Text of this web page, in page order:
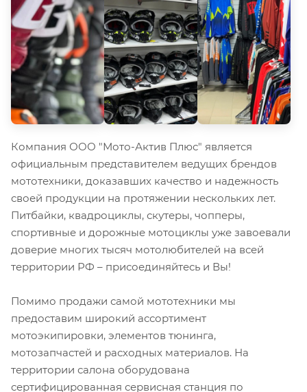
Компания ООО "Мото-Актив Плюс" является
официальным представителем ведущих брендов
мототехники, доказавших качество и надежность
своей продукции на протяжении нескольких лет.
Питбайки, квадроциклы, скутеры, чопперы,
спортивные и дорожные мотоциклы уже завоевали
доверие многих тысяч мотолюбителей на всей
территории РФ – присоединяйтесь и Вы!
Помимо продажи самой мототехники мы
предоставим широкий ассортимент
мотоэкипировки, элементов тюнинга,
мотозапчастей и расходных материалов. На
территории салона оборудована
сертифицированная сервисная станция по